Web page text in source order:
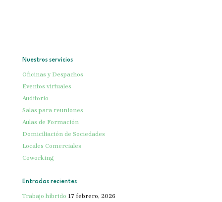
Nuestros servicios
Oficinas y Despachos
Eventos virtuales
Auditorio
Salas para reuniones
Aulas de Formación
Domiciliación de Sociedades
Locales Comerciales
Coworking
Entradas recientes
Trabajo híbrido 17 febrero, 2026